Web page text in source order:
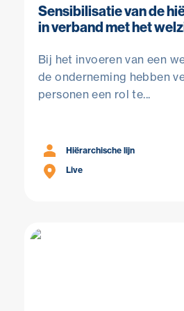
Sensibilisatie van de
in verband met het
Bij het invoeren van een
de onderneming hebben
personen een rol te...
Hiërarchische lijn
Live